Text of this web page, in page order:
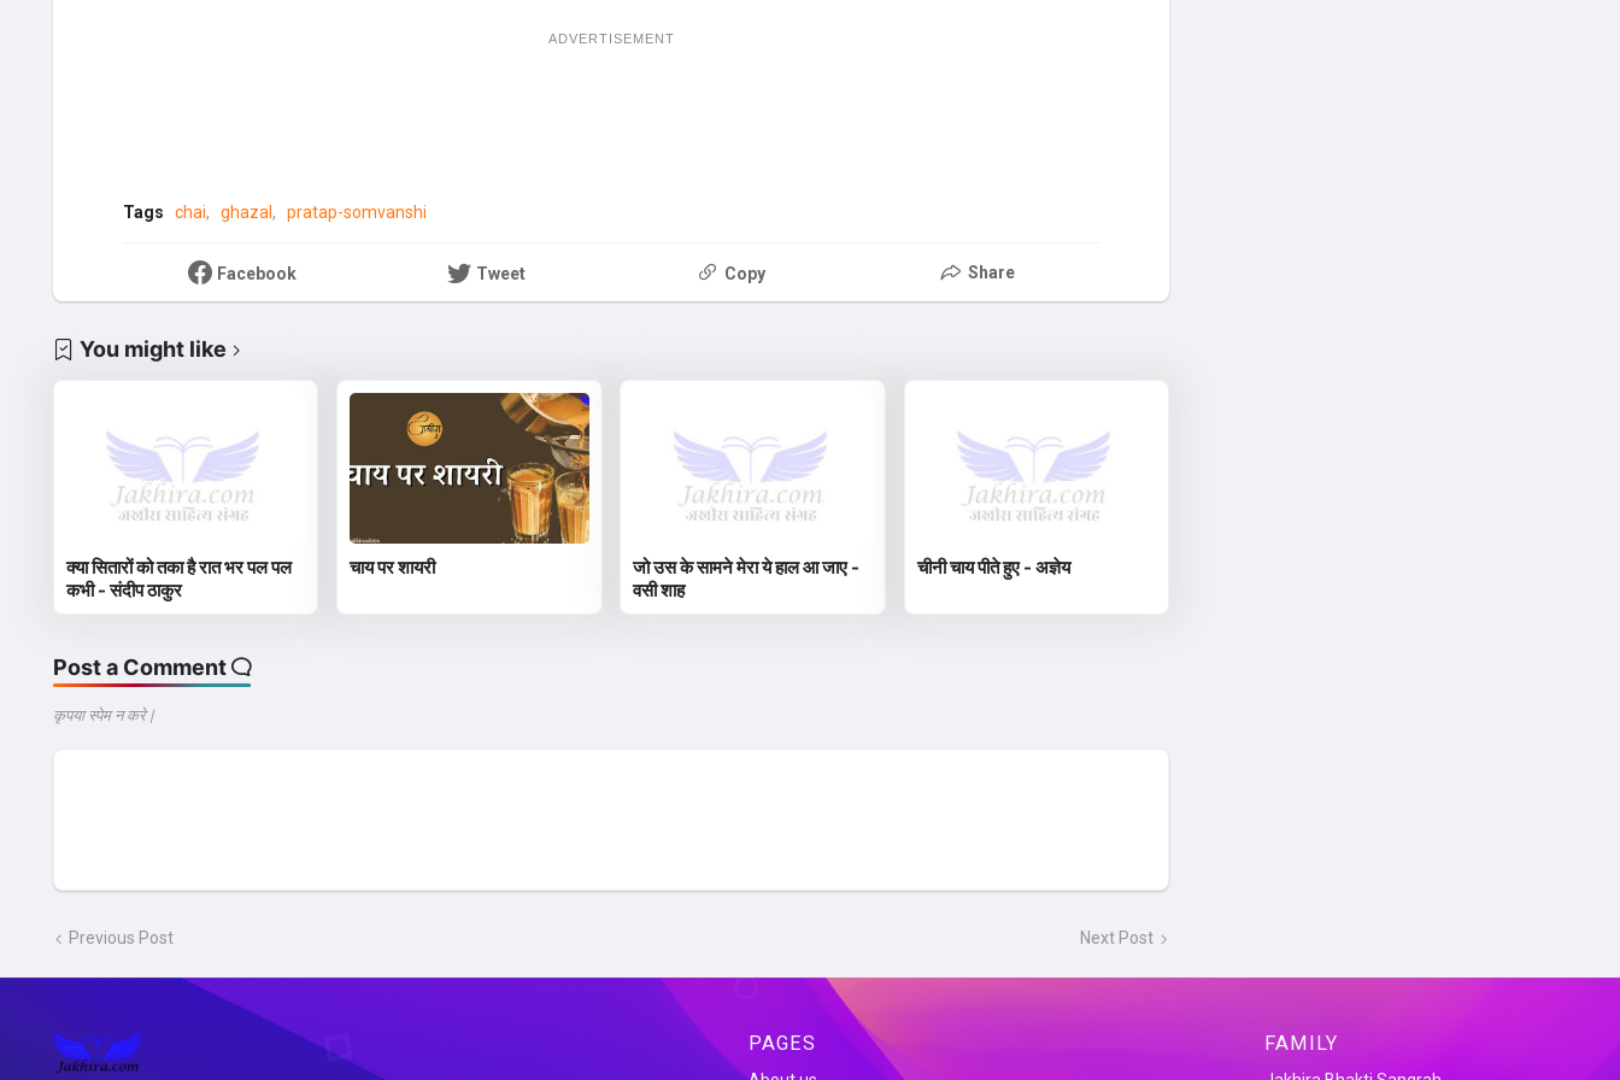
ADVERTISEMENT
Tags chai ghazal pratap-somvanshi
Facebook Tweet Copy Share
You might like
क्या सितारों को तका है रात भर पल पल
कभी - संदीप ठाकुर
चाय पर शायरी
जो उस के सामने मेरा ये हाल आ जाए -
वसी शाह
चीनी चाय पीते हुए - अज्ञेय
Post a Comment
कृपया स्पेम न करे |
Previous Post Next Post
PAGES FAMILY